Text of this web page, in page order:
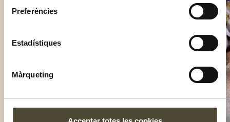
Preferències
Estadístiques
Màrqueting